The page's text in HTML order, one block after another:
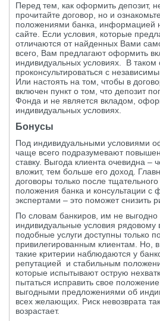
Перед тем, как оформить депозит,
прочитайте договор, но и
положениями банка, информацией
сайте. Если условия, которые
отличаются от найденных Вами
всего, Вам предлагают оформить
индивидуальных условиях. В таком
проконсультироваться с
Или настоять на том, чтобы в
включен пункт о том, что депозит
Фонда и не является вкладом,
индивидуальных условиях.
Бонусы
Под индивидуальными условиями
чаще всего подразумевают
ставку. Выгода клиента очевидна –
вложит, тем больше его доход.
договоры только после
положения банка и консультации с
экспертами – это поможет снизить
По словам банкиров, им не выгодно
индивидуальные условия рядовому
подобные услуги доступны только
привилегированным клиентам. Но,
такие критерии наблюдаются у
репутацией и стабильным
которые испытывают острую
пытаться исправить свое
выгодными предложениями об
всех желающих. Риск невозврата
возрастает.